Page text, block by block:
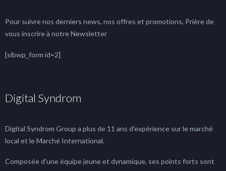
Pour suivre nos derniers news, nos offres et promotions, Prière de
vous inscrire à notre Newsletter
[sibwp_form id=2]
Digital Syndrom
Digital Syndrom Group a plus de 11 ans d'expérience sur le marché
local et le Marché International.
Composée d'une équipe jeune et dynamique, ses points forts sont